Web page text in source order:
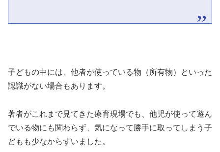
子どもの中には、他者が使っている物（所有物）といった
認識がない場合もあります。
著者がこれまで見てきた療育現場でも、他児が使って遊ん
でいる物にも関わらず、気になって勝手に取ってしまう子
どもも少なからずいました。